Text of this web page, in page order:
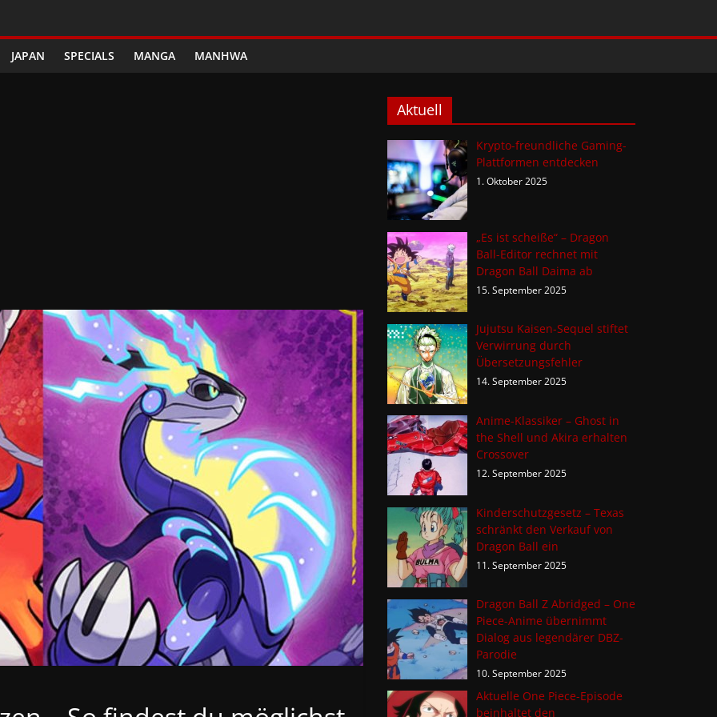
JAPAN SPECIALS MANGA MANHWA
Aktuell
Krypto-freundliche Gaming-
Plattformen entdecken
1. Oktober 2025
„Es ist scheiße“ – Dragon
Ball-Editor rechnet mit
Dragon Ball Daima ab
15. September 2025
Jujutsu Kaisen-Sequel stiftet
Verwirrung durch
Übersetzungsfehler
14. September 2025
Anime-Klassiker – Ghost in
the Shell und Akira erhalten
Crossover
12. September 2025
Kinderschutzgesetz – Texas
schränkt den Verkauf von
Dragon Ball ein
11. September 2025
Dragon Ball Z Abridged – One
Piece-Anime übernimmt
Dialog aus legendärer DBZ-
Parodie
10. September 2025
Aktuelle One Piece-Episode
beinhaltet den